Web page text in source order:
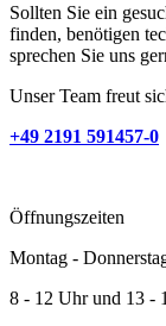
Sollten Sie ein
finden, benötigen
sprechen Sie uns
Unser Team freut
+49 2191 591457-0
Öffnungszeiten
Montag -
8 - 12 Uhr und 13 -